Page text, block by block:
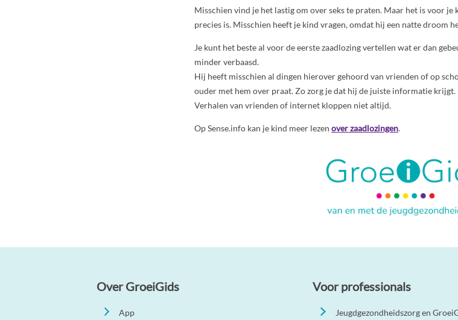
Misschien vind je het lastig om over seks te praten. Maar het is voor
precies is. Misschien heeft je kind vragen, omdat hij een natte droom
Je kunt het beste al voor de eerste zaadlozing vertellen wat er dan
minder verbaasd.
Hij heeft misschien al dingen hierover gehoord van vrienden of op
ouder met hem over praat. Zo zorg je dat hij de juiste informatie krijgt.
Verhalen van vrienden of internet kloppen niet altijd.
Op Sense.info kan je kind meer lezen over zaadlozingen.
Over GroeiGids
App
Voor professionals
Jeugdgezondheidszorg en